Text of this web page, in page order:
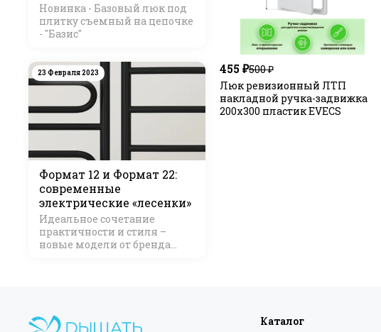
455 ₽500 ₽
Люк ревизионный ЛТП
накладной ручка-задвижка
200х300 пластик EVECS
Новинка - Базовый люк под
плитку съемный на цепочке
- "Базис"
23 Февраля 2023
Формат 12 и Формат 22:
современные
электрические «лесенки»
Идеальное сочетание
практичности и стиля –
новые модели от бренда
Каталог